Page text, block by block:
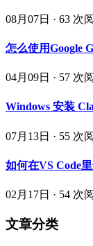
08月07日 · 63 次
怎么使用Google
04月09日 · 57 次
Windows 安装
07月13日 · 55 次
如何在VS Code
02月17日 · 54 次
文章分类